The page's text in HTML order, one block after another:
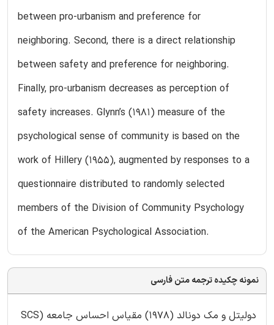
between pro-urbanism and preference for
neighboring. Second, there is a direct relationship
between safety and preference for neighboring.
Finally, pro-urbanism decreases as perception of
safety increases. Glynn’s (1981) measure of the
psychological sense of community is based on the
work of Hillery (1955), augmented by responses to a
questionnaire distributed to randomly selected
members of the Division of Community Psychology
of the American Psychological Association.
نمونه چکیده ترجمه متن فارسی
دولیتل و مک دونالد (1978) مقیاس احساس جامعه SCS)